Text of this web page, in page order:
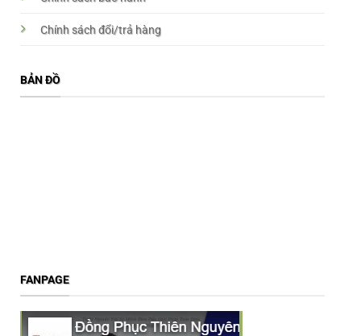
Chính sách đổi/trả hàng
BẢN ĐỒ
FANPAGE